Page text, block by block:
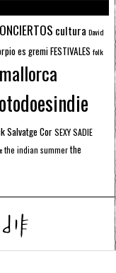
cultura David
es gremiFESTIVALES folk
mallorca
Salvatge CorSEXY SADIE
the indian summerthe